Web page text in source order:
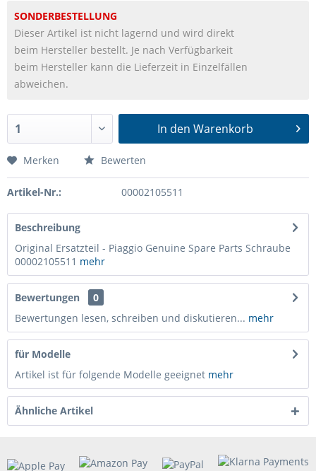
SONDERBESTELLUNG
Dieser Artikel ist nicht lagernd und wird direkt
beim Hersteller bestellt. Je nach Verfügbarkeit
beim Hersteller kann die Lieferzeit in Einzelfällen
abweichen.
In den Warenkorb
Merken Bewerten
Artikel-Nr.: 00002105511
Beschreibung
Original Ersatzteil - Piaggio Genuine Spare Parts Schraube
00002105511 mehr
Bewertungen
0
Bewertungen lesen, schreiben und diskutieren... mehr
für Modelle
Artikel ist für folgende Modelle geeignet mehr
Ähnliche Artikel